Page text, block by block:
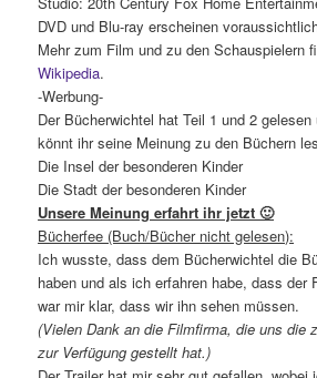
DVD und Blu-ray erscheinen
Mehr zum Film und zu den Schauspielern
Wikipedia.
-Werbung-
Der Bücherwichtel hat Teil 1 und 2
könnt ihr seine Meinung zu den Büchern
Die Insel der besonderen Kinder
Die Stadt der besonderen Kinder
Unsere Meinung erfahrt ihr jetzt 🙂
Bücherfee (Buch/Bücher nicht gelesen):
Ich wusste, dass dem Bücherwichtel die
haben und als ich erfahren habe, dass der
war mir klar, dass wir ihn sehen müssen.
(Vielen Dank an die Filmfirma, die uns die
zur Verfügung gestellt hat.)